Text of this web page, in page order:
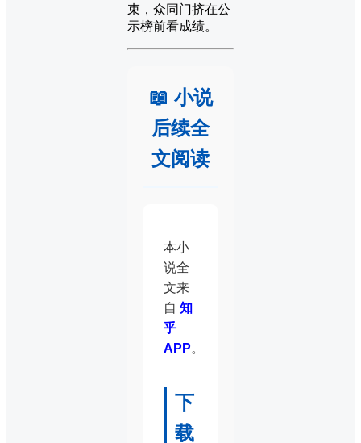
束，众同门挤在公
示榜前看成绩。
📖 小说
后续全
文阅读
本小
说全
文来
自 知
乎
APP。
下
载